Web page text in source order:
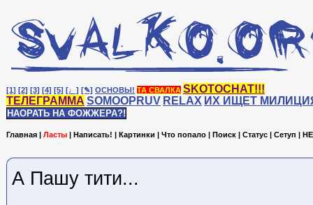
[1] [2] [3] [4] [5] [♩] [✎] ОСНОВЫ! ТА СВАЛКА SKOTOCHAT!!!
ТЕЛЕГРАММА SOMOOPRUV RELAX ИХ ИЩЕТ
НАОРАТЬ НА ФОЖЖЕРА?!
Главная | Ласты | Написать! | Картинки | Что попало | Поиск | Статус | Сетуп |
А Пашу тити...